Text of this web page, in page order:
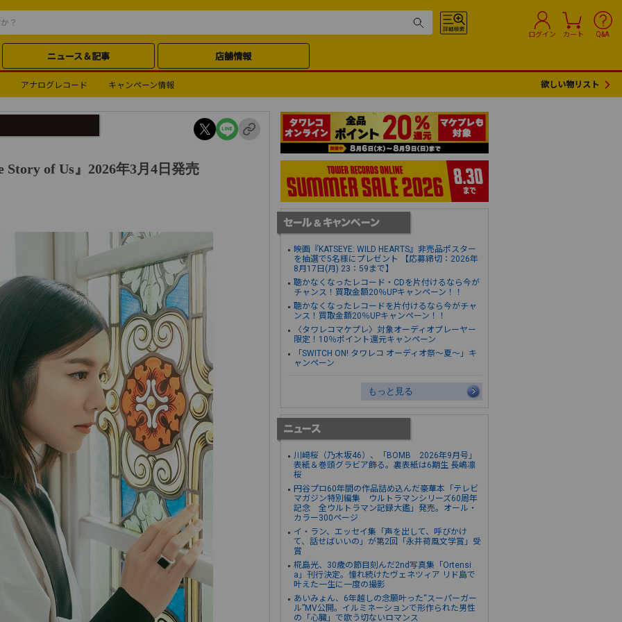
ログイン カート Q&A
ニュース＆記事 店舗情報
アナログレコード キャンペーン情報 欲しい物リスト
of Us』2026年3月4日発売
映画『KATSEYE: WILD HEARTS』非売品ポスター
を抽選で5名様にプレゼント 【応募締切：2026年
8月17日(月) 23：59まで】
聴かなくなったレコード・CDを片付けるなら今が
チャンス！買取金額20％UPキャンペーン！！
聴かなくなったレコードを片付けるなら今がチャ
ンス！買取金額20％UPキャンペーン！！
〈タワレコマケプレ〉対象オーディオプレーヤー
限定！10％ポイント還元キャンペーン
「SWITCH ON! タワレコ オーディオ祭～夏～」キ
ャンペーン
もっと見る
川﨑桜（乃木坂46）、「BOMB 2026年9月号」
表紙＆巻頭グラビア飾る。裏表紙は6期生 長嶋凛
桜
円谷プロ60年間の作品詰め込んだ豪華本「テレビ
マガジン特別編集 ウルトラマンシリーズ60周年
記念 全ウルトラマン記録大鑑」発売。オール・
カラー300ページ
イ・ラン、エッセイ集「声を出して、呼びかけ
て、話せばいいの」が第2回「永井荷風文学賞」受
賞
椛島光、30歳の節目刻んだ2nd写真集「Ortensi
a」刊行決定。憧れ続けたヴェネツィア リド島で
叶えた一生に一度の撮影
あいみょん、6年越しの念願叶った“スーパーガー
ル”MV公開。イルミネーションで形作られた男性
の「心臓」で歌う切ないロマンス